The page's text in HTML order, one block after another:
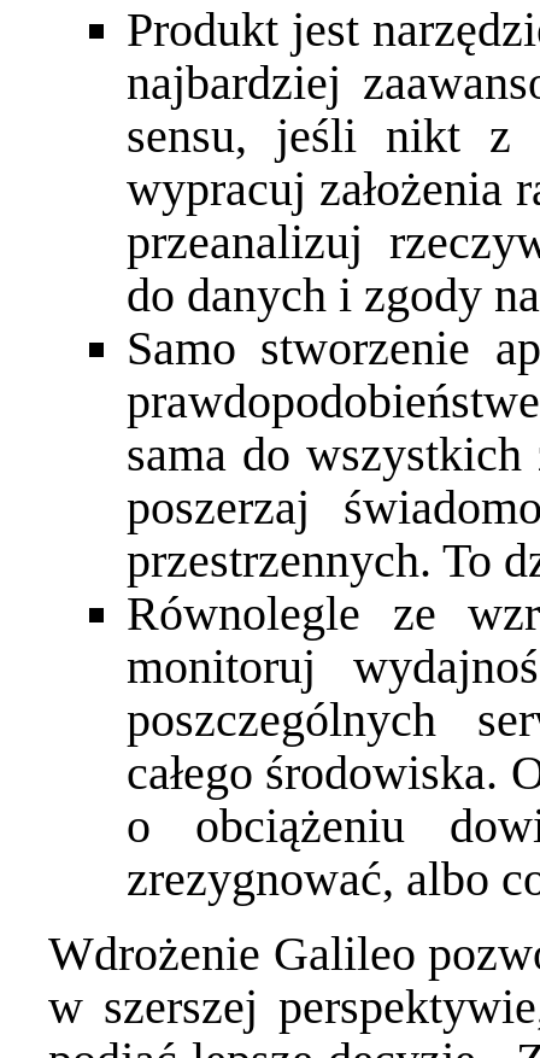
Produkt jest
najbardziej
sensu, jeśli nikt z
wypracuj założenia
przeanalizuj
do danych i zgody
Samo stworzenie
sama do
poszerzaj
przestrzennych. To
Równolegle ze
monitoruj
poszczególnych
całego środowiska.
o obciążeniu
zrezygnować, albo
Wdrożenie Galileo
w szerszej